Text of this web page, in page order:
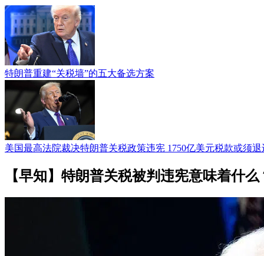
特朗普重建“关税墙”的五大备选方案
美国最高法院裁决特朗普关税政策违宪 1750亿美元税款或须退
【早知】特朗普关税被判违宪意味着什么